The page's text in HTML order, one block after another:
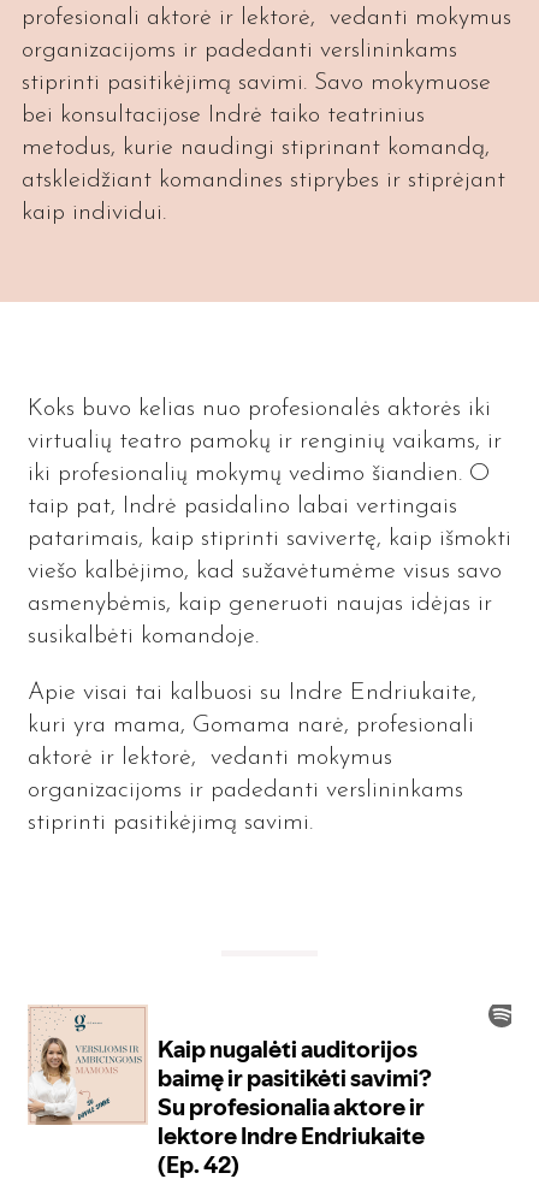
profesionali aktorė ir lektorė, vedanti mokymus
organizacijoms ir padedanti verslininkams
stiprinti pasitikėjimą savimi. Savo mokymuose
bei konsultacijose Indrė taiko teatrinius
metodus, kurie naudingi stiprinant komandą,
atskleidžiant komandines stiprybes ir stiprėjant
kaip individui.
Koks buvo kelias nuo profesionalės aktorės iki
virtualių teatro pamokų ir renginių vaikams, ir
iki profesionalių mokymų vedimo šiandien. O
taip pat, Indrė pasidalino labai vertingais
patarimais, kaip stiprinti savivertę, kaip išmokti
viešo kalbėjimo, kad sužavėtumėme visus savo
asmenybėmis, kaip generuoti naujas idėjas ir
susikalbėti komandoje.
Apie visai tai kalbuosi su Indre Endriukaite,
kuri yra mama, Gomama narė, profesionali
aktorė ir lektorė, vedanti mokymus
organizacijoms ir padedanti verslininkams
stiprinti pasitikėjimą savimi.